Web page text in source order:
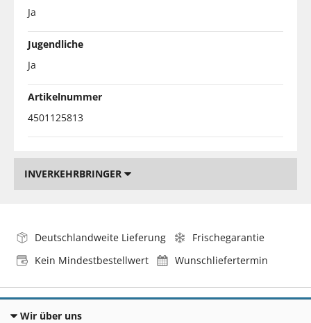
Ja
Jugendliche
Ja
Artikelnummer
4501125813
INVERKEHRBRINGER
Deutschlandweite Lieferung
Frischegarantie
Kein Mindestbestellwert
Wunschliefertermin
Wir über uns